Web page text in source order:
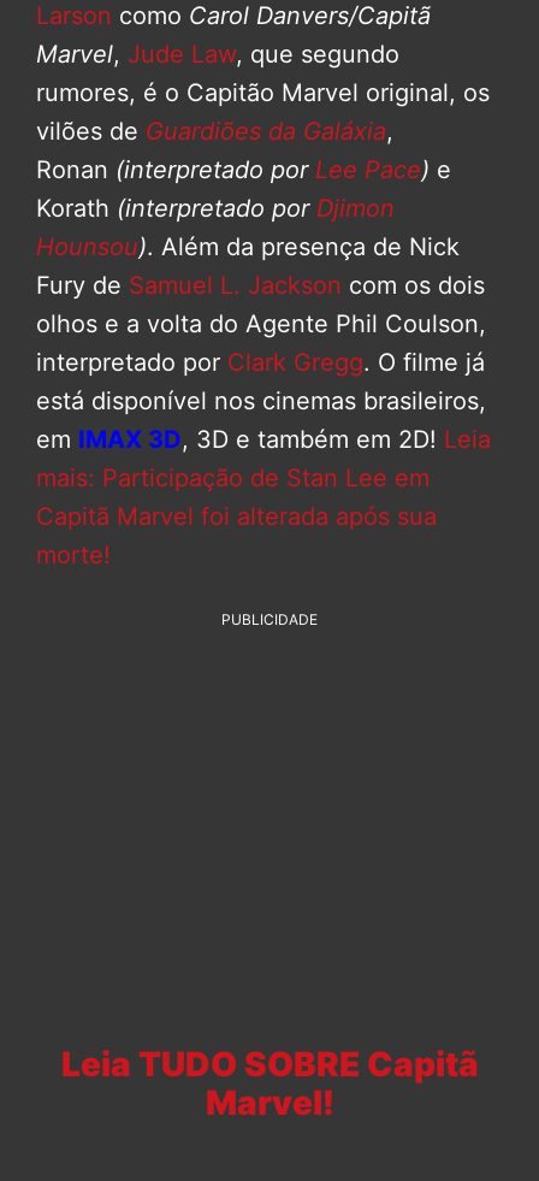
Larson como Carol Danvers/Capitã
Marvel, Jude Law, que segundo
rumores, é o Capitão Marvel original, os
vilões de Guardiões da Galáxia,
Ronan (interpretado por Lee Pace) e
Korath (interpretado por Djimon
Hounsou). Além da presença de Nick
Fury de Samuel L. Jackson com os dois
olhos e a volta do Agente Phil Coulson,
interpretado por Clark Gregg. O filme já
está disponível nos cinemas brasileiros,
em IMAX 3D, 3D e também em 2D! Leia
mais: Participação de Stan Lee em
Capitã Marvel foi alterada após sua
morte!
PUBLICIDADE
Leia TUDO SOBRE Capitã
Marvel!